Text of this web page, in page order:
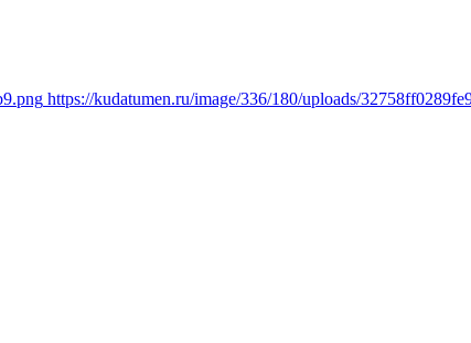
https://kudatumen.ru/image/336/180/uploads/